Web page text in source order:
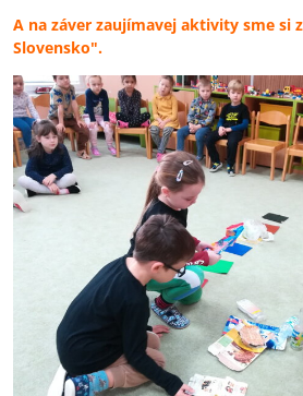
A na záver zaujímavej aktivity sme si
Slovensko".